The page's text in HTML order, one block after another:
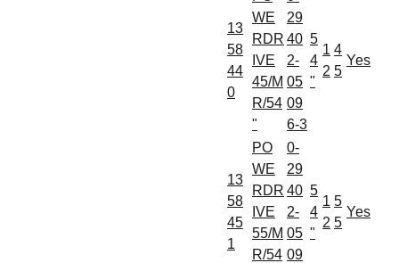
13
58
44
0
WE
RDR
IVE
45/M
R/54
"
29
40
2-
05
09
6-3
5
4
"
1
2
4
5
Yes
13
58
45
1
PO
WE
RDR
IVE
55/M
R/54
0-
29
40
2-
05
09
5
4
"
1
2
5
5
Yes